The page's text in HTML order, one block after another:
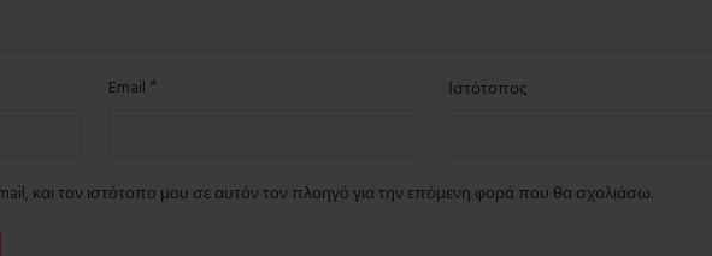
Email * Ιστότοπος
και τον ιστότοπο μου σε αυτόν τον πλοηγό για την επόμενη φορά που θα σχολιάσω.